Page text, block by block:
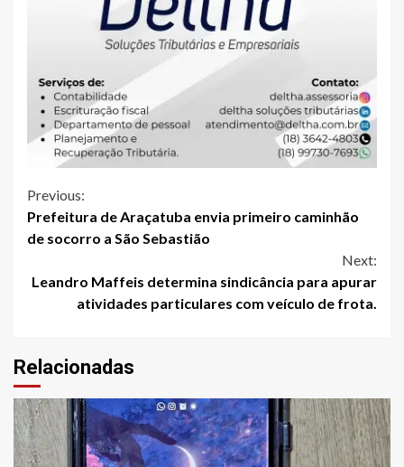
Continue
Reading
Previous:
Prefeitura de Araçatuba envia primeiro caminhão
de socorro a São Sebastião
Next:
Leandro Maffeis determina sindicância para apurar
atividades particulares com veículo de frota.
Relacionadas